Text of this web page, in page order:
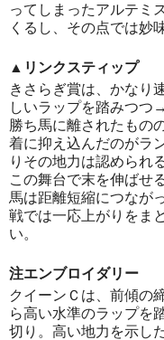
ってしまったアルテミ
くるし、その点では妙
▲リンクスティップ
きさらぎ賞は、かなり
しいラップを踏みつつ
勝ち馬に離されたもの
着に抑え込んだのがラ
りその地力は認められる
この舞台で末を伸ばせ
馬は距離短縮につなが
戦では一応上がりをま
い。
注エンブロイダリー
クイーンＣは、前傾の
ら高い水準のラップを
切り。高い地力を示した